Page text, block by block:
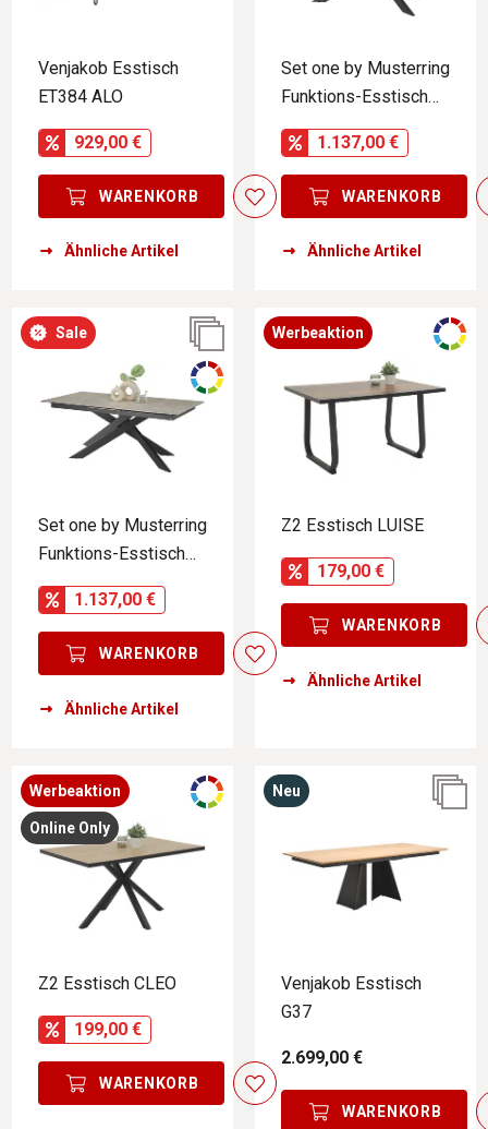
Venjakob Esstisch
ET384 ALO
929,00 €
WARENKORB
Ähnliche Artikel
Set one by Musterring
Funktions-Esstisch
BALTIMORE
1.137,00 €
WARENKORB
Ähnliche Artikel
Sale
Set one by Musterring
Funktions-Esstisch
SET ONE BALTIMORE
1.137,00 €
WARENKORB
Ähnliche Artikel
Werbeaktion
Z2 Esstisch LUISE
179,00 €
WARENKORB
Ähnliche Artikel
Werbeaktion
Online Only
Z2 Esstisch CLEO
199,00 €
WARENKORB
Neu
Venjakob Esstisch
G37
2.699,00 €
WARENKORB